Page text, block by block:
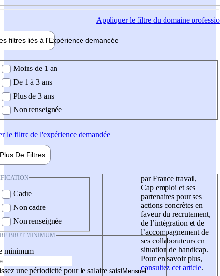
Appliquerle filtre du domaine
filtres liés à l'Expérience demandée
demandée
Moins de 1 an
De 1 à 3 ans
Plus de 3 ans
Non renseignée
le filtre de l'expérience demandée
Plus De Filtres
Cadre
Non cadre
Non renseignée
BRUT MINIMUM
minimum
une périodicité pour le salaire saisi
par France travail,
Cap emploi et ses
partenaires pour ses
actions concrètes en
faveur du recrutement,
de l’intégration et de
l’accompagnement de
ses collaborateurs en
situation de handicap.
Pour en savoir plus,
consultez cet article.